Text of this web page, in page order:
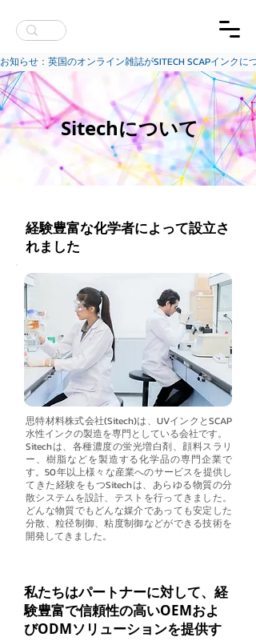
お知らせ：英国のオンライン雑誌がSITECH SCAPインクに
Sitechについて
経験豊富な化学者によって設立さ
れました
思特材料株式会社(Sitech)は、UVインクとSCAP
水性インクの製造を専門としている会社です。
Sitechは、各種濃度の蛍光増白剤、顔料スラリ
ー、樹脂などを製造する化学品の専門企業で
す。50年以上様々な産業へのサービスを提供し
てきた経験をもつSitechは、あらゆる物質の分
散システムを設計、テストを行ってきました。
どんな物質でもどんな媒介であっても安定した
分散、粒径制御、粘度制御などができる技術を
開発してきました。
私たちはパートナーに対して、経
験豊富で信頼性の高いOEMおよ
びODMソリューションを提供す